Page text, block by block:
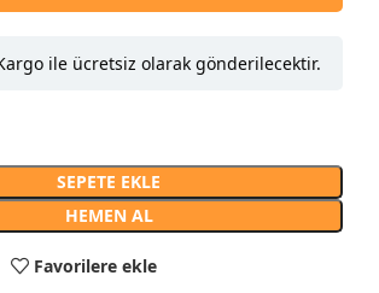
ile ücretsiz olarak gönderilecektir.
SEPETE EKLE
HEMEN AL
Favorilere ekle